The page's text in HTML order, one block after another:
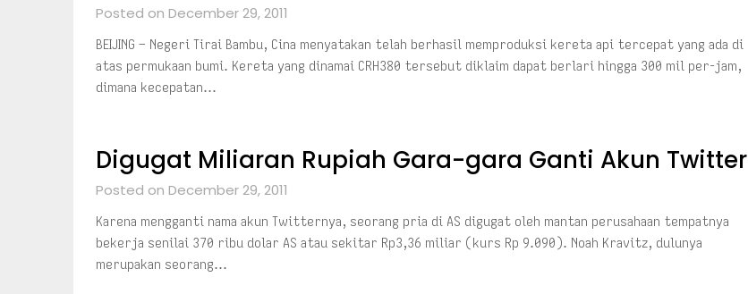
Posted on December 29, 2011
BEIJING – Negeri Tirai Bambu, Cina menyatakan telah berhasil memproduksi kereta api tercepat yang ada di
atas permukaan bumi. Kereta yang dinamai CRH380 tersebut diklaim dapat berlari hingga 300 mil per-jam,
dimana kecepatan…
Digugat Miliaran Rupiah Gara-gara Ganti Akun Twitter
Posted on December 29, 2011
Karena mengganti nama akun Twitternya, seorang pria di AS digugat oleh mantan perusahaan tempatnya
bekerja senilai 370 ribu dolar AS atau sekitar Rp3,36 miliar (kurs Rp 9.090). Noah Kravitz, dulunya
merupakan seorang…